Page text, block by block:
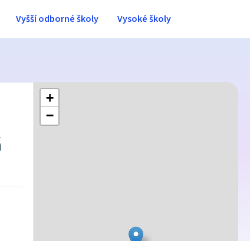
Vyšší odborné školy Vysoké školy
+
−